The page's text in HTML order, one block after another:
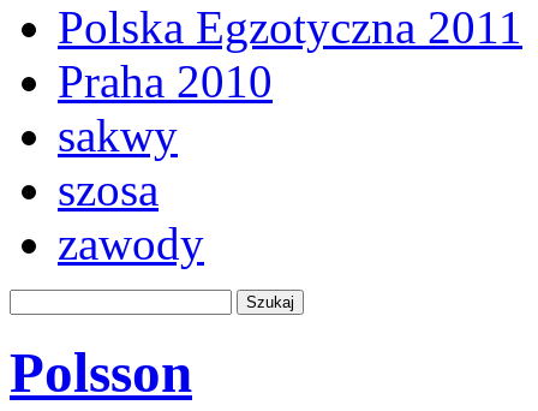
Polska Egzotyczna 2011
Praha 2010
sakwy
szosa
zawody
Polsson